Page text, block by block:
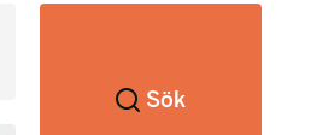
Sök